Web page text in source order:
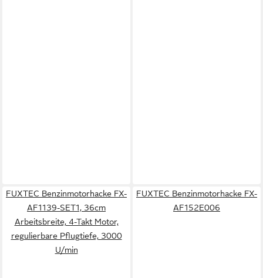
FUXTEC Benzinmotorhacke FX-
AF1139-SET1, 36cm
Arbeitsbreite, 4-Takt Motor,
regulierbare Pflugtiefe, 3000
U/min
FUXTEC Benzinmotorhacke FX-
AF152E006